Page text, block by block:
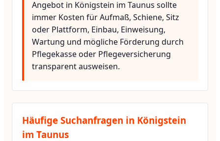
Angebot in Königstein im Taunus sollte
immer Kosten für Aufmaß, Schiene, Sitz
oder Plattform, Einbau, Einweisung,
Wartung und mögliche Förderung durch
Pflegekasse oder Pflegeversicherung
transparent ausweisen.
Häufige Suchanfragen in Königstein
im Taunus